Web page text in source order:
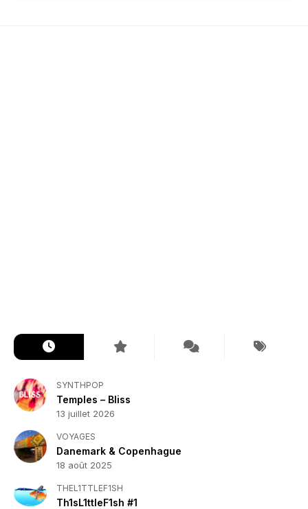
SYNTHPOP
Temples – Bliss
13 juillet 2026
VOYAGES
Danemark & Copenhague
18 août 2025
THEL1TTLEF1SH
Th1sL1ttleF1sh #1